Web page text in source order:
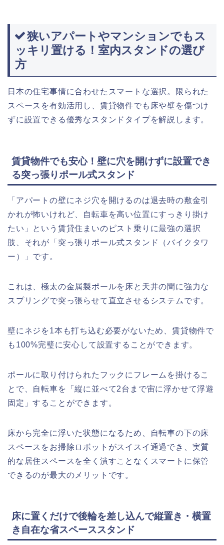
狭いアパートやマンションでもス
ッキリ置ける！室内スタンドの選び
方
日本の住宅事情に合わせたスマートな選択。限られた
スペースを有効活用し、賃貸物件でも床や壁を傷つけ
ずに設置できる優秀なスタンドタイプを解説します。
賃貸物件でも安心！壁に穴を開けずに設置でき
る突っ張りポール式スタンド
「アパートの壁にネジ穴を開けるのは退去時の敷金引
かれが怖いけれど、自転車を高い位置にすっきり掛け
たい」という賃貸住まいのピスト乗りに最強の選択
肢、それが「突っ張りポール式スタンド（バイクタワ
ー）」です。
これは、極太の金属製ポールを床と天井の間に強力な
スプリングで突っ張らせて直立させるシステムです。
壁にネジを1本も打ち込む必要がないため、賃貸物件で
も100%完璧に安心して設置することができます。
ポールに取り付けられたフックにフレームを掛けるこ
とで、自転車を「縦に並べて2台まで宙に浮かせて浮遊
固定」することができます。
床から完全に浮いた状態になるため、自転車の下の床
スペースをお掃除ロボットがスイスイ通過でき、実質
的な居住スペースを全く潰すことなくスマートに保管
できるのが最大のメリットです。
床に置くだけで後輪を差し込んで縦置き・横置
き自在な省スペーススタンド